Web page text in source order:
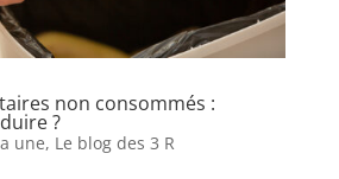
non consommés :
?
une, Le blog des 3 R